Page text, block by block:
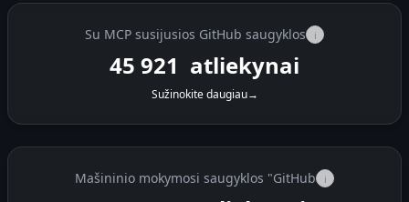
Su MCP susijusios GitHub saugyklos i
45 921 atliekynai
Sužinokite daugiau→
Mašininio mokymosi saugyklos "GitHub i